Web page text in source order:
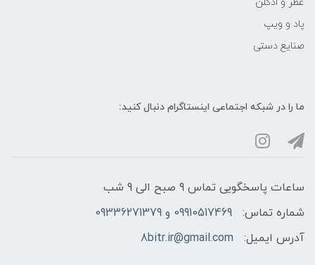
عطر و ادکلن
پاد و ویپ
صنایع دستی
ما را در شبکه‌ اجتماعی اینستاگرام دنبال کنید:
ساعات پاسخگویی تماس 9 صبح الی 9 شب
شماره تماس:
09910517469 و 09336271379
آدرس ایمیل:
8bitr.ir@gmail.com